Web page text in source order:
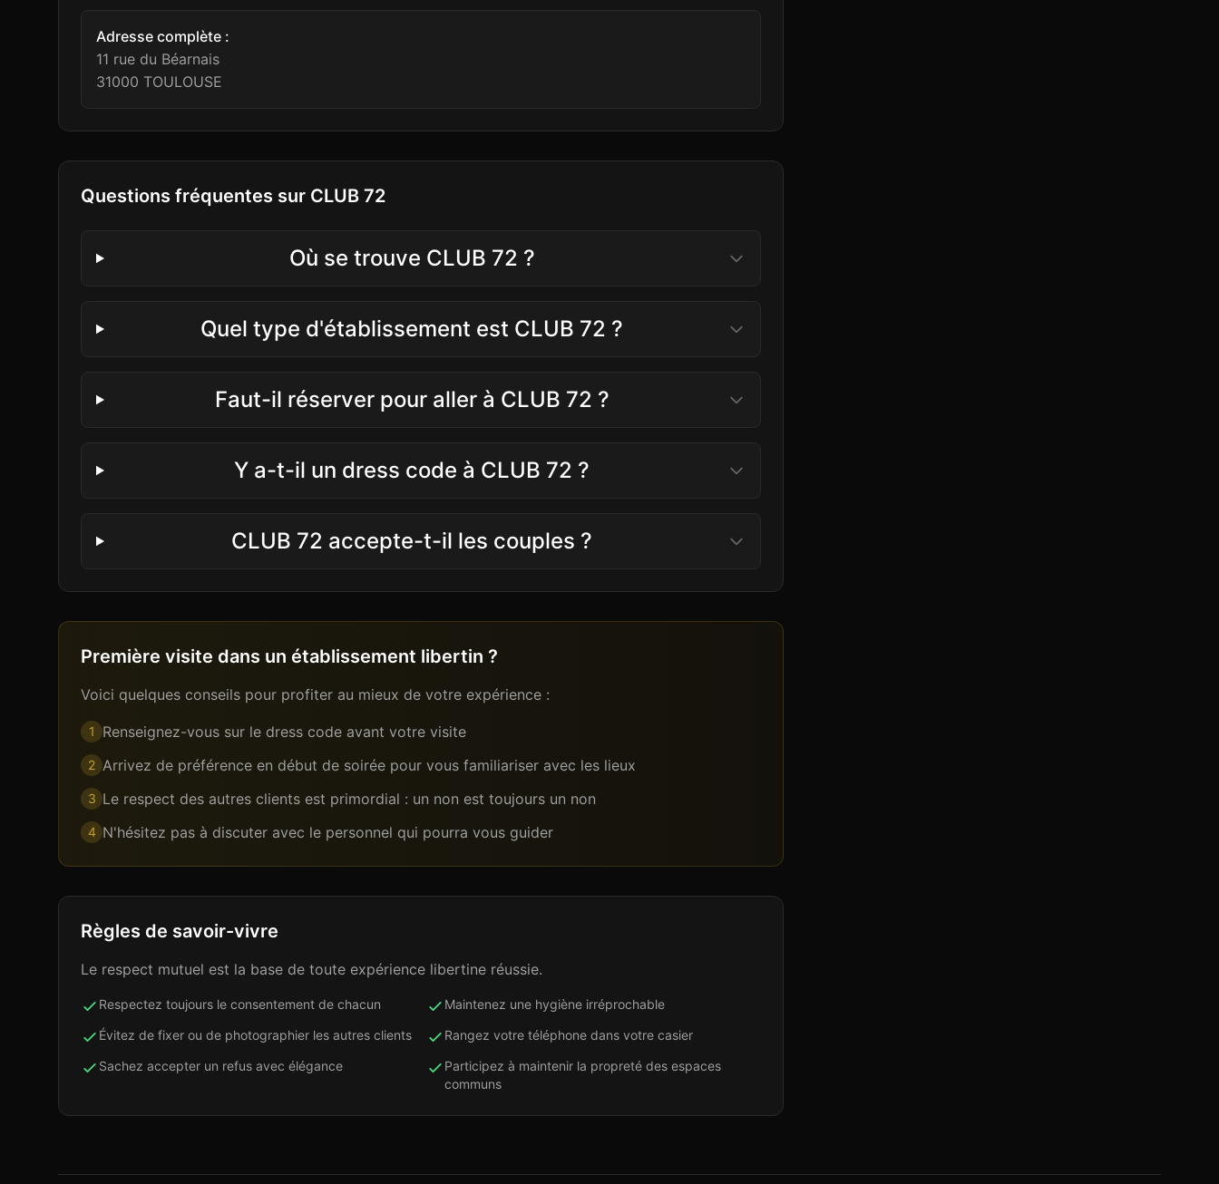
Adresse complète :
11 rue du Béarnais
31000 TOULOUSE
Questions fréquentes sur CLUB 72
Où se trouve CLUB 72 ?
Quel type d'établissement est CLUB 72 ?
Faut-il réserver pour aller à CLUB 72 ?
Y a-t-il un dress code à CLUB 72 ?
CLUB 72 accepte-t-il les couples ?
Première visite dans un établissement libertin ?
Voici quelques conseils pour profiter au mieux de votre expérience :
1 Renseignez-vous sur le dress code avant votre visite
2 Arrivez de préférence en début de soirée pour vous familiariser avec les lieux
3 Le respect des autres clients est primordial : un non est toujours un non
4 N'hésitez pas à discuter avec le personnel qui pourra vous guider
Règles de savoir-vivre
Le respect mutuel est la base de toute expérience libertine réussie.
Respectez toujours le consentement de chacun
Maintenez une hygiène irréprochable
Évitez de fixer ou de photographier les autres clients
Rangez votre téléphone dans votre casier
Sachez accepter un refus avec élégance
Participez à maintenir la propreté des espaces
communs